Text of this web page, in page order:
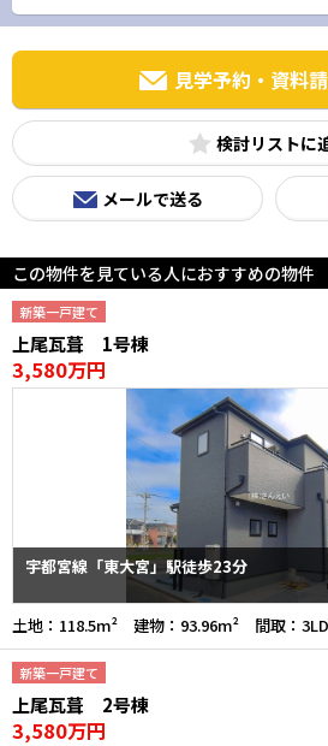
見学予約・資料
検討リスト
メールで送る
この物件を見ている人におすすめの物件
新築一戸建て
上尾瓦葺 1号棟
3,580万円
宇都宮線「東大宮」駅徒歩23分
土地：118.5m² 建物：93.96m² 間取：
新築一戸建て
上尾瓦葺 2号棟
3,580万円